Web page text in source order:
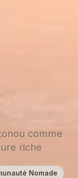
comme
riche
Nomade